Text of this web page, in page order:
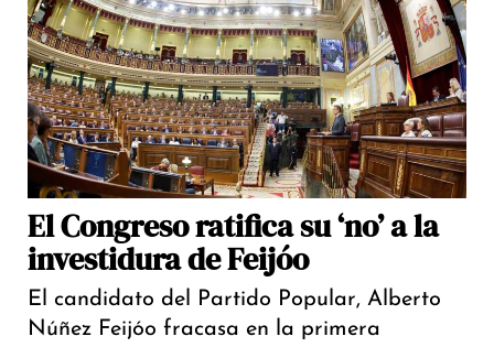
El Congreso ratifica su ‘no’ a la
investidura de Feijóo
El candidato del Partido Popular, Alberto
Núñez Feijóo fracasa en la primera